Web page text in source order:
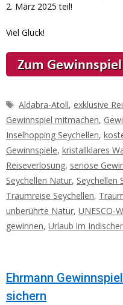
2. März 2025 teil!
Viel Glück!
Schlagwörter
Aldabra-Atoll, exklusive
Gewinnspiel mitmachen,
Inselhopping Seychellen,
Gewinnspiele, kristallklares
Reiseverlosung, seriöse
Seychellen Natur, Seychellen
Traumreise Seychellen,
unberührte Natur, UNESCO-
gewinnen, Urlaub im
Ehrmann
sichern